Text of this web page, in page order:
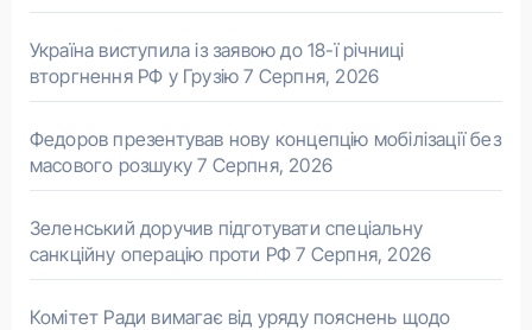
Україна виступила із заявою до 18-ї річниці
вторгнення РФ у Грузію 7 Серпня, 2026
Федоров презентував нову концепцію мобілізації без
масового розшуку 7 Серпня, 2026
Зеленський доручив підготувати спеціальну
санкційну операцію проти РФ 7 Серпня, 2026
Комітет Ради вимагає від уряду пояснень щодо